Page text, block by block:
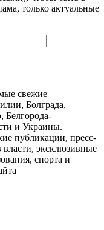
только актуальные
свежие
Болграда,
Белгорода-
и Украины.
публикации, пресс-
эксклюзивные
спорта и